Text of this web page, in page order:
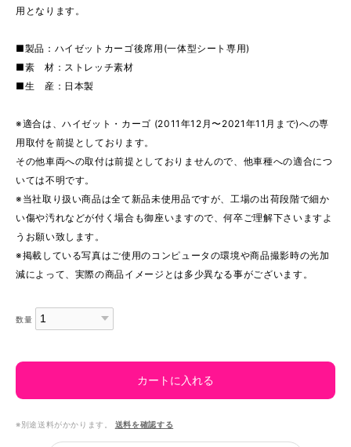
用となります。
■製品：ハイゼットカーゴ後席用(一体型シート専用)
■素 材：ストレッチ素材
■生 産：日本製
※適合は、ハイゼット・カーゴ (2011年12月〜2021年11月まで)への専
用取付を前提としております。
その他車両への取付は前提としておりませんので、他車種への適合につ
いては不明です。
※当社取り扱い商品は全て新品未使用品ですが、工場の出荷段階で細か
い傷や汚れなどが付く場合も御座いますので、何卒ご理解下さいますよ
うお願い致します。
※掲載している写真はご使用のコンピュータの環境や商品撮影時の光加
減によって、実際の商品イメージとは多少異なる事がございます。
数量
カートに入れる
※別途送料がかかります。 送料を確認する